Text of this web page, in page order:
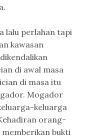
lalu perlahan tapi
kawasan
di awal masa
di masa itu
Mogador
keluarga
orang-
bukti